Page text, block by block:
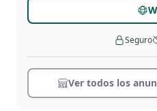
Seguro
Ver todos los